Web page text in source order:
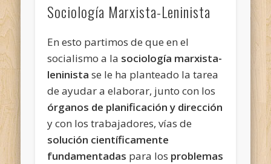
Sociología Marxista-Leninista
En esto partimos de que en el
socialismo a la sociología marxista-
leninista se le ha planteado la tarea
de ayudar a elaborar, junto con los
órganos de planificación y dirección
y con los trabajadores, vías de
solución científicamente
fundamentadas para los problemas